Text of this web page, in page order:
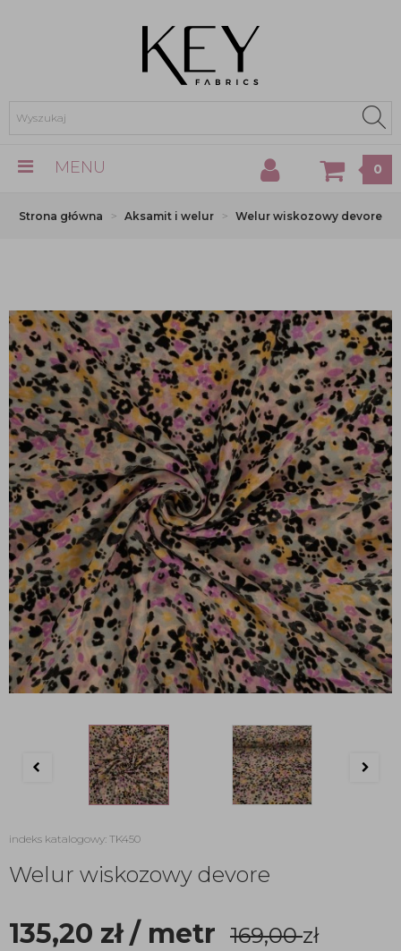
MENU 0
Strona główna Aksamit i welur Welur wiskozowy devore
indeks katalogowy: TK450
Welur wiskozowy devore
135,20 zł/ metr 169,00zł